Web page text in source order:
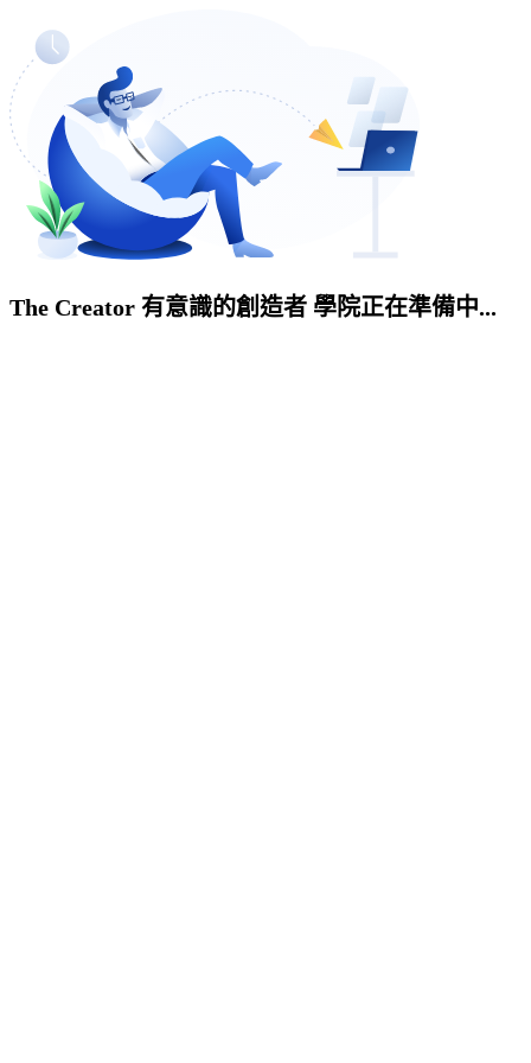
The Creator 有意識的創造者 學院正在準備中...